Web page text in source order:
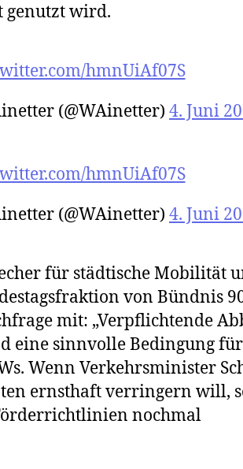
genutzt wird.
hmnUiAf07S
(@WAinetter) 4. Juni
hmnUiAf07S
(@WAinetter) 4. Juni
für städtische Mobilität
von Bündnis
mit: „Verpflichtende
eine sinnvolle Bedingung
Wenn Verkehrsminister
ernsthaft verringern will,
nochmal